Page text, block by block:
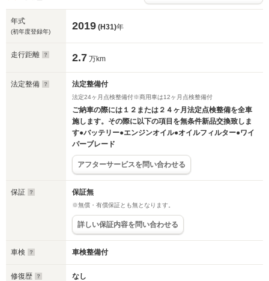
年式
(初年度登録年) 2019 (H31)年
走行距離 2.7 万km
法定整備 法定整備付
法定24ヶ月点検整備付※商用車は12ヶ月点検整備付
ご納車の際には１２または２４ヶ月法定点検整備を全車
施します。その際に以下の項目を無条件新品交換致しま
す●バッテリー●エンジンオイル●オイルフィルター●ワイ
パーブレード
アフターサービスを問い合わせる
保証 保証無
※無償・有償保証とも無となります。
詳しい保証内容を問い合わせる
車検 車検整備付
修復歴 なし